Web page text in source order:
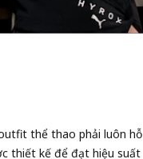
thể thao phải luôn hỗ
thiết kế để đạt hiệu suất